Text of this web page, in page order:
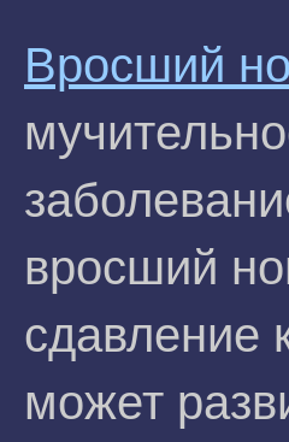
Вросший
вросший
сдавление
может